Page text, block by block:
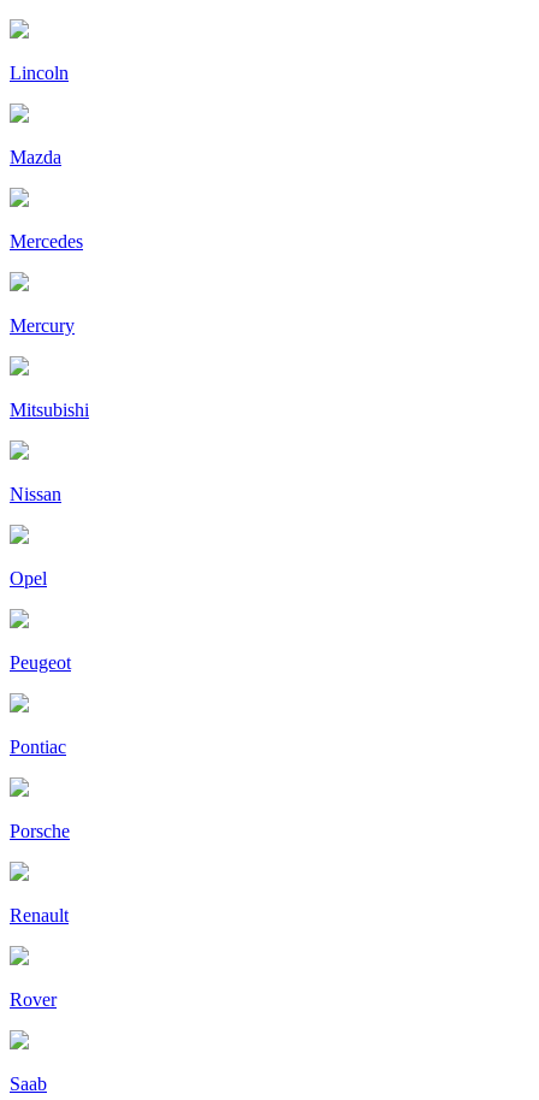
Lincoln
Mazda
Mercedes
Mercury
Mitsubishi
Nissan
Opel
Peugeot
Pontiac
Porsche
Renault
Rover
Saab